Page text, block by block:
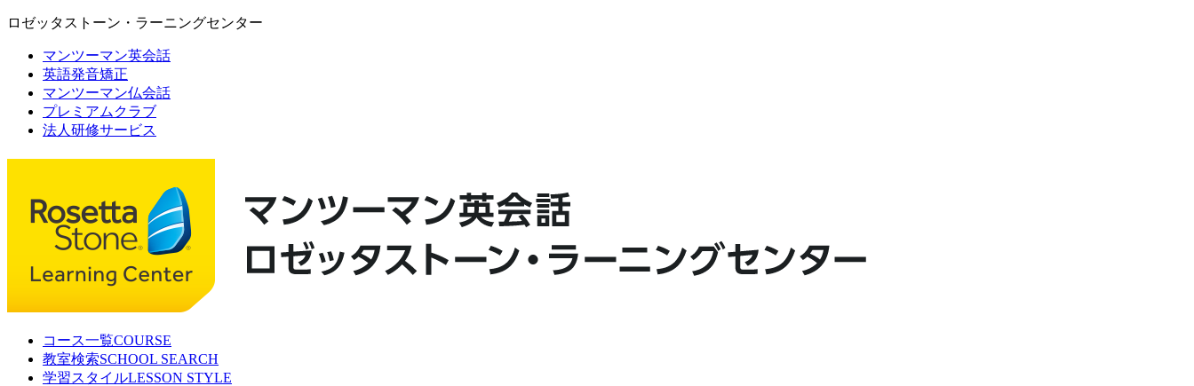
ロゼッタストーン・ラーニングセンター
マンツーマン英会話
英語発音矯正
マンツーマン仏会話
プレミアムクラブ
法人研修サービス
コース一覧COURSE
教室検索SCHOOL SEARCH
学習スタイルLESSON STYLE